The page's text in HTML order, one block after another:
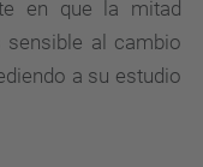
en que la mitad
al cambio
a su estudio